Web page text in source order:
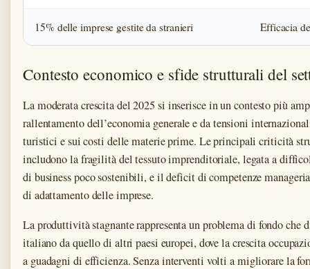
15% delle imprese gestite da stranieri Efficacia
Contesto economico e sfide strutturali del
La moderata crescita del 2025 si inserisce in un contesto più
rallentamento dell’economia generale e da tensioni
turistici e sui costi delle materie prime. Le principali criticità
includono la fragilità del tessuto imprenditoriale, legata a
di business poco sostenibili, e il deficit di competenze
di adattamento delle imprese.
La produttività stagnante rappresenta un problema di fondo che
italiano da quello di altri paesi europei, dove la crescita
a guadagni di efficienza. Senza interventi volti a migliorare la